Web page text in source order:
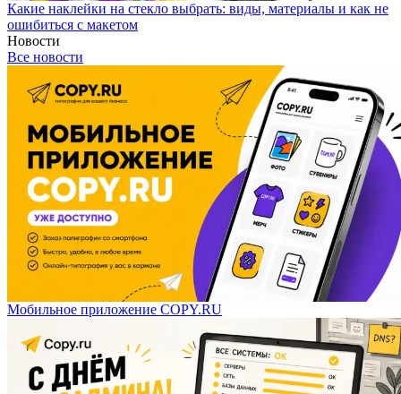
Какие наклейки на стекло выбрать: виды, материалы и как не
ошибиться с макетом
Новости
Все новости
Мобильное приложение COPY.RU